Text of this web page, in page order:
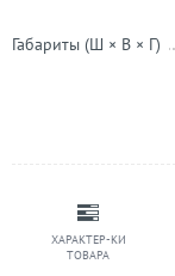
ХАРАКТЕР-КИ
ТОВАРА
Габариты (Ш × В × Г)